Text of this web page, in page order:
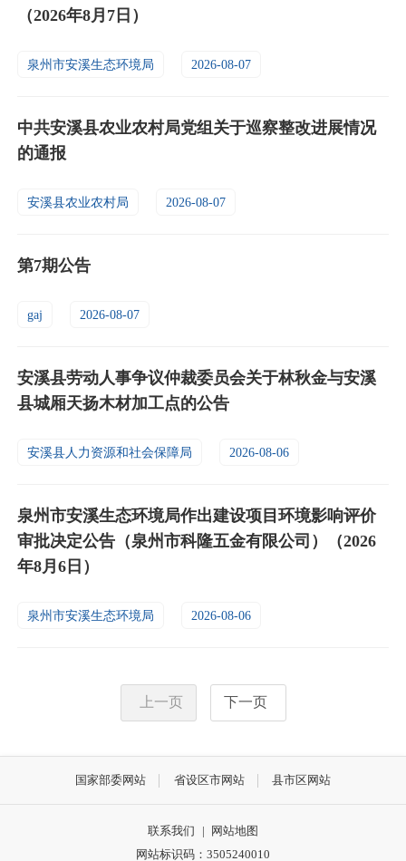
（2026年8月7日）
泉州市安溪生态环境局 2026-08-07
中共安溪县农业农村局党组关于巡察整改进展情况
的通报
安溪县农业农村局 2026-08-07
第7期公告
gaj 2026-08-07
安溪县劳动人事争议仲裁委员会关于林秋金与安溪
县城厢天扬木材加工点的公告
安溪县人力资源和社会保障局 2026-08-06
泉州市安溪生态环境局作出建设项目环境影响评价
审批决定公告（泉州市科隆五金有限公司）（2026
年8月6日）
泉州市安溪生态环境局 2026-08-06
上一页 下一页
国家部委网站 省设区市网站 县市区网站
联系我们 | 网站地图
网站标识码：3505240010